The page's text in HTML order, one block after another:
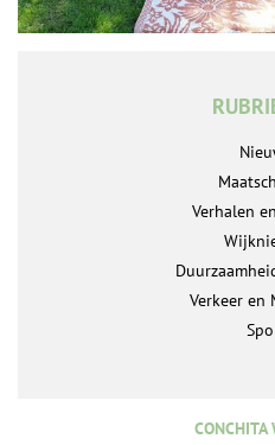
Verhalen
Verkeer
CONCHITA